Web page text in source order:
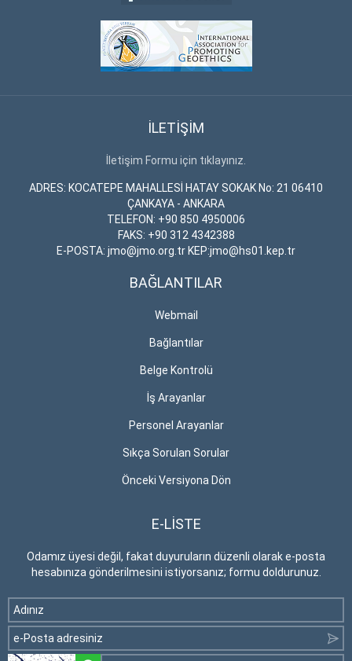
İLETİŞİM
İletişim Formu için tıklayınız.
ADRES: KOCATEPE MAHALLESİ HATAY SOKAK No: 21 06410
ÇANKAYA - ANKARA
TELEFON: +90 850 4950006
FAKS: +90 312 4342388
E-POSTA: jmo@jmo.org.tr KEP:jmo@hs01.kep.tr
BAĞLANTILAR
Webmail
Bağlantılar
Belge Kontrolü
İş Arayanlar
Personel Arayanlar
Sıkça Sorulan Sorular
Önceki Versiyona Dön
E-LİSTE
Odamız üyesi değil, fakat duyuruların düzenli olarak e-posta
hesabınıza gönderilmesini istiyorsanız; formu doldurunuz.